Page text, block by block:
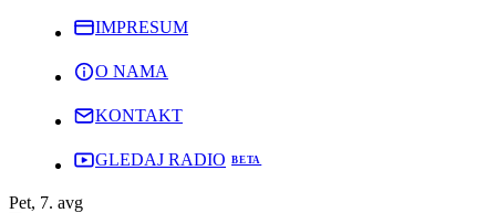
IMPRESUM
O NAMA
KONTAKT
GLEDAJ RADIO
Pet, 7. avg